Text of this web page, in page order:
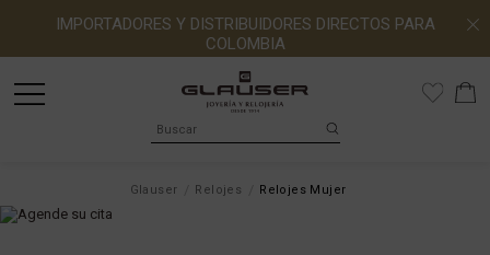
IMPORTADORES Y DISTRIBUIDORES DIRECTOS PARA
COLOMBIA
Glauser Relojes Relojes Mujer